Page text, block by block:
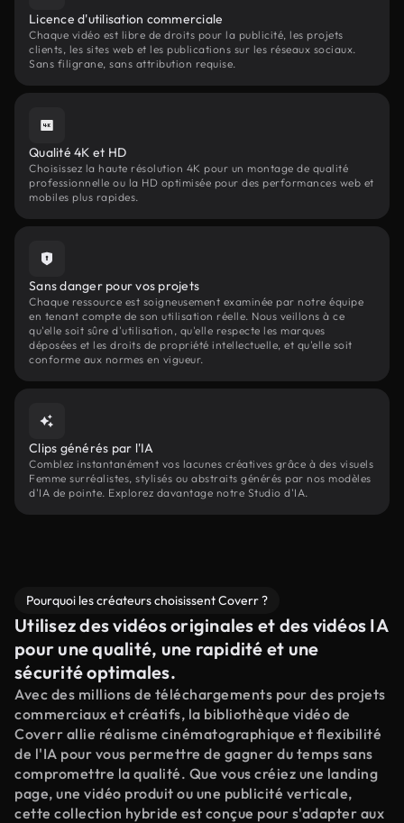
Licence d'utilisation commerciale
Chaque vidéo est libre de droits pour la publicité, les projets
clients, les sites web et les publications sur les réseaux sociaux.
Sans filigrane, sans attribution requise.
Qualité 4K et HD
Choisissez la haute résolution 4K pour un montage de qualité
professionnelle ou la HD optimisée pour des performances web et
mobiles plus rapides.
Sans danger pour vos projets
Chaque ressource est soigneusement examinée par notre équipe
en tenant compte de son utilisation réelle. Nous veillons à ce
qu'elle soit sûre d'utilisation, qu'elle respecte les marques
déposées et les droits de propriété intellectuelle, et qu'elle soit
conforme aux normes en vigueur.
Clips générés par l'IA
Comblez instantanément vos lacunes créatives grâce à des visuels
Femme surréalistes, stylisés ou abstraits générés par nos modèles
d'IA de pointe. Explorez davantage notre Studio d'IA.
Pourquoi les créateurs choisissent Coverr ?
Utilisez des vidéos originales et des vidéos IA
pour une qualité, une rapidité et une
sécurité optimales.
Avec des millions de téléchargements pour des projets
commerciaux et créatifs, la bibliothèque vidéo de
Coverr allie réalisme cinématographique et flexibilité
de l'IA pour vous permettre de gagner du temps sans
compromettre la qualité. Que vous créiez une landing
page, une vidéo produit ou une publicité verticale,
cette collection hybride est conçue pour s'adapter aux